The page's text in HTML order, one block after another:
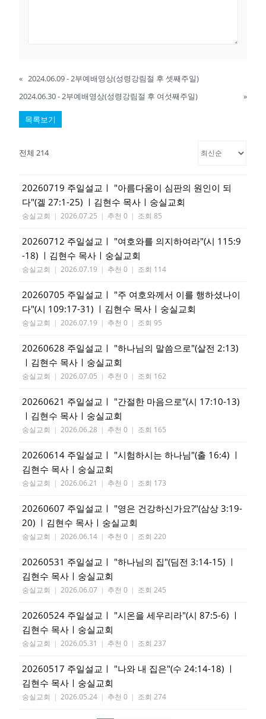
« 2024.06.09 - 2부예배영상(성령강림절 후 셋째주일)
2024.06.30 - 2부예배영상(성령강림절 후 여섯째주일)
»
목록보기
전체 214
20260719 주일설교ㅣ "아름다움이 심판의 원인이 되
다"(겔 27:1-25) ㅣ김현수 목사ㅣ숭실교회
숭실교회 | 2026.07.25 | 추천 0 | 조회 85
20260712 주일설교ㅣ "여호와를 의지하여라"(시 115:9
-18) ㅣ김현수 목사ㅣ숭실교회
숭실교회 | 2026.07.19 | 추천 0 | 조회 114
20260705 주일설교ㅣ "주 여호와께서 이를 행하셨나이
다"(시 109:17-31) ㅣ김현수 목사ㅣ숭실교회
숭실교회 | 2026.07.19 | 추천 0 | 조회 95
20260628 주일설교ㅣ "하나님의 말씀으로"(살전 2:13)
ㅣ김현수 목사ㅣ숭실교회
숭실교회 | 2026.07.05 | 추천 0 | 조회 162
20260621 주일설교ㅣ "간절한 마음으로"(시 17:10-13)
ㅣ김현수 목사ㅣ숭실교회
숭실교회 | 2026.06.28 | 추천 0 | 조회 165
20260614 주일설교ㅣ "시험하시는 하나님"(출 16:4) ㅣ
김현수 목사ㅣ숭실교회
숭실교회 | 2026.06.21 | 추천 0 | 조회 173
20260607 주일설교ㅣ "영은 건강하신가요?"(삼상 3:19-
20) ㅣ김현수 목사ㅣ숭실교회
숭실교회 | 2026.06.14 | 추천 0 | 조회 220
20260531 주일설교ㅣ "하나님의 집"(딤전 3:14-15) ㅣ
김현수 목사ㅣ숭실교회
숭실교회 | 2026.06.07 | 추천 0 | 조회 245
20260524 주일설교ㅣ "시온을 세우리라"(시 87:5-6) ㅣ
김현수 목사ㅣ숭실교회
숭실교회 | 2026.05.31 | 추천 0 | 조회 237
20260517 주일설교ㅣ "나와 내 집은"(수 24:14-18) ㅣ
김현수 목사ㅣ숭실교회
숭실교회 | 2026.05.24 | 추천 0 | 조회 274